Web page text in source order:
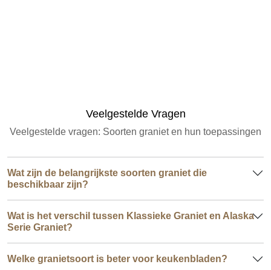
Veelgestelde Vragen
Veelgestelde vragen: Soorten graniet en hun toepassingen
Wat zijn de belangrijkste soorten graniet die
beschikbaar zijn?
Wat is het verschil tussen Klassieke Graniet en Alaska
Serie Graniet?
Welke granietsoort is beter voor keukenbladen?